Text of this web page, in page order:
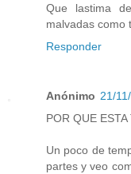
Que lastima
malvadas como
Responder
Anónimo 21/
POR QUE
Un poco de
partes y veo